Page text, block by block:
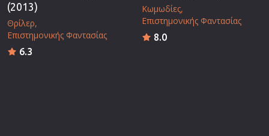
(2013)
Θρίλερ
Επιστημονικής Φαντασίας
6.3
Κωμωδίες
Επιστημονικής Φαντασίας
8.0